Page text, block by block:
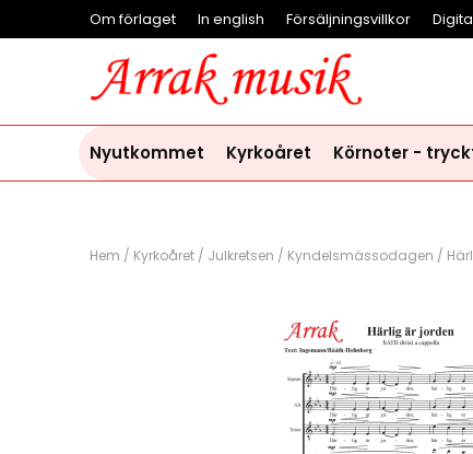
Om förlaget In english Försäljningsvillkor
Nyutkommet Kyrkoåret Körnoter -
Hem / Kyrkoåret / Julkretsen / Kyndelsmässodagen /